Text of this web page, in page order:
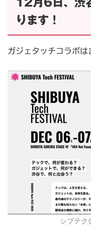
ります！
ガジェタッチコラボは
シブテク